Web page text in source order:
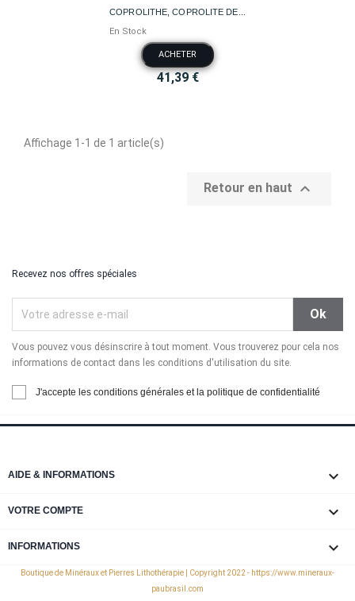
COPROLITHE, COPROLITE DE...
En Stock
ACHETER
41,39 €
Affichage 1-1 de 1 article(s)
Retour en haut 
Recevez nos offres spéciales
Vous pouvez vous désinscrire à tout moment. Vous trouverez pour cela nos
informations de contact dans les conditions d'utilisation du site.
J'accepte les conditions générales et la politique de confidentialité
AIDE & INFORMATIONS 
VOTRE COMPTE 
INFORMATIONS keyboard_arrow_down
Boutique de Minéraux et Pierres Lithothérapie | Copyright 2022 - https://www.mineraux-
paubrasil.com